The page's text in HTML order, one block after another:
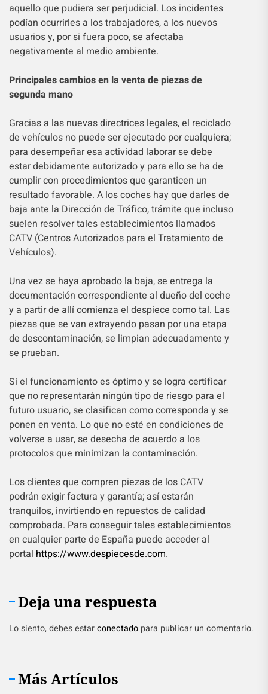
aquello que pudiera ser perjudicial. Los incidentes
podían ocurrirles a los trabajadores, a los nuevos
usuarios y, por si fuera poco, se afectaba
negativamente al medio ambiente.
Principales cambios en la venta de piezas de
segunda mano
Gracias a las nuevas directrices legales, el reciclado
de vehículos no puede ser ejecutado por cualquiera;
para desempeñar esa actividad laborar se debe
estar debidamente autorizado y para ello se ha de
cumplir con procedimientos que garanticen un
resultado favorable. A los coches hay que darles de
baja ante la Dirección de Tráfico, trámite que incluso
suelen resolver tales establecimientos llamados
CATV (Centros Autorizados para el Tratamiento de
Vehículos).
Una vez se haya aprobado la baja, se entrega la
documentación correspondiente al dueño del coche
y a partir de allí comienza el despiece como tal. Las
piezas que se van extrayendo pasan por una etapa
de descontaminación, se limpian adecuadamente y
se prueban.
Si el funcionamiento es óptimo y se logra certificar
que no representarán ningún tipo de riesgo para el
futuro usuario, se clasifican como corresponda y se
ponen en venta. Lo que no esté en condiciones de
volverse a usar, se desecha de acuerdo a los
protocolos que minimizan la contaminación.
Los clientes que compren piezas de los CATV
podrán exigir factura y garantía; así estarán
tranquilos, invirtiendo en repuestos de calidad
comprobada. Para conseguir tales establecimientos
en cualquier parte de España puede acceder al
portal https://www.despiecesde.com.
Deja una respuesta
Lo siento, debes estarconectado para publicar un comentario.
Más Artículos